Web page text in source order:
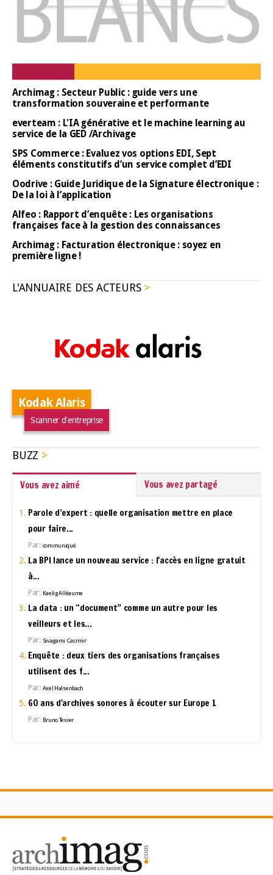
Archimag : Secteur Public : guide vers une
transformation souveraine et performante
everteam : L'IA générative et le machine learning au
service de la GED /Archivage
SPS Commerce : Evaluez vos options EDI, Sept
éléments constitutifs d’un service complet d’EDI
Oodrive : Guide Juridique de la Signature électronique :
De la loi à l’application
Alfeo : Rapport d’enquête : Les organisations
françaises face à la gestion des connaissances
Archimag : Facturation électronique : soyez en
première ligne !
L'ANNUAIRE DES ACTEURS
Kodak Alaris
Scanner d'entreprise
BUZZ
Vous avez aimé Vous avez partagé
Parole d’expert : quelle organisation mettre en place
pour faire...
Par: communiqué
La BPI lance un nouveau service : l'accès en ligne gratuit
à...
Par: Kaelig Alléaume
La data : un “document” comme un autre pour les
veilleurs et les...
Par: Sivagami Casimir
Enquête : deux tiers des organisations françaises
utilisent des f...
Par: Axel Halsenbach
60 ans d'archives sonores à écouter sur Europe 1
Par: Bruno Texier